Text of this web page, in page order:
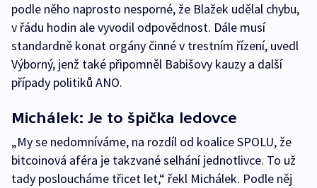
podle něho naprosto nesporné, že Blažek udělal chybu,
v řádu hodin ale vyvodil odpovědnost. Dále musí
standardně konat orgány činné v trestním řízení, uvedl
Výborný, jenž také připomněl Babišovy kauzy a další
případy politiků ANO.
Michálek: Je to špička ledovce
„My se nedomníváme, na rozdíl od koalice SPOLU, že
bitcoinová aféra je takzvané selhání jednotlivce. To už
tady posloucháme třicet let,“ řekl Michálek. Podle něj